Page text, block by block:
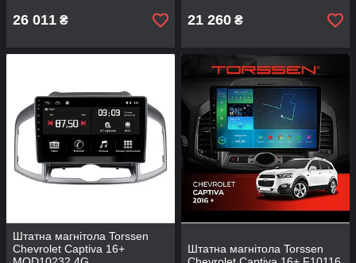
26 011 ₴ 21 260 ₴
Штатна магнітола Torssen
Chevrolet Captiva 16+
Штатна магнітола Torssen